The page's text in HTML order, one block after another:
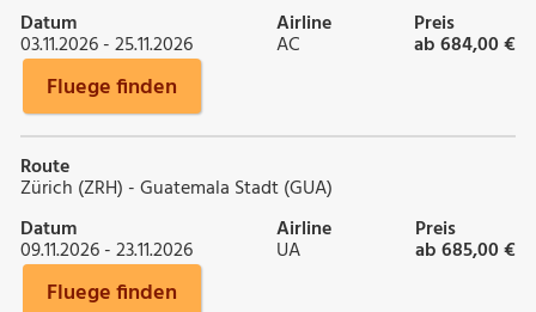
Datum
03.11.2026 - 25.11.2026
Airline
AC
Preis
ab 684,00 €
Fluege finden
Route
Zürich (ZRH) - Guatemala Stadt (GUA)
Datum
09.11.2026 - 23.11.2026
Airline
UA
Preis
ab 685,00 €
Fluege finden